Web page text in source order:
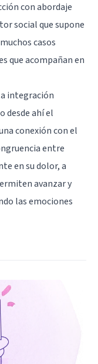
con abordaje
social que supone
casos
que acompañan en
integración
desde ahí el
conexión con el
entre
en su dolor, a
avanzar y
las emociones